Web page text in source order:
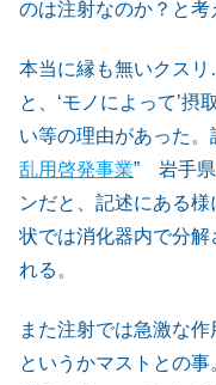
のは注射なのか？と考
本当に縁も無いクス
と、‘モノによって’
い等の理由があった
乱用啓発事業” 岩手県
ンだと、記述にある
状では消化器内で分
れる。
また注射では急激な
というかマストとの